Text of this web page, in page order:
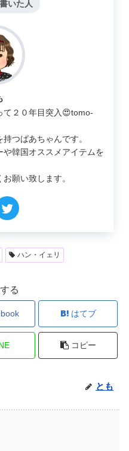
いた人
て２０年目突入😍tomo-
つばあちゃんです。
韓国オススメアイテムを
願い致します。
ハン・イェリ
る
はてブ
コピー
とも